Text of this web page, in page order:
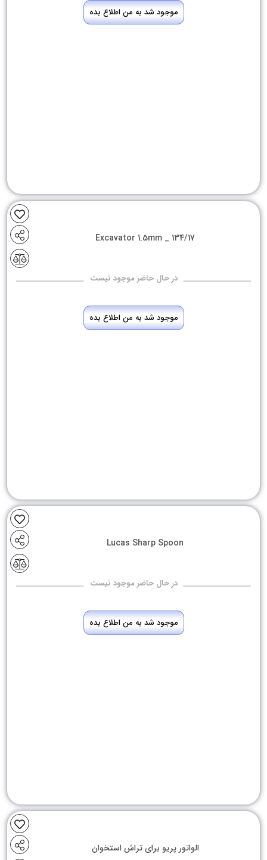
موجود شد به من اطلاع بده
Excavator 1.5mm _ 134/17
در حال حاضر موجود نیست
موجود شد به من اطلاع بده
Lucas Sharp Spoon
در حال حاضر موجود نیست
موجود شد به من اطلاع بده
الواتور پریو برای تراش استخوان